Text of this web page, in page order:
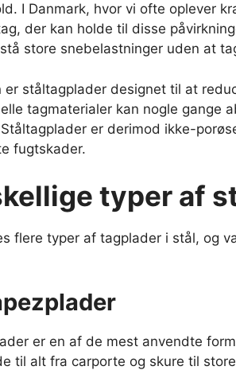
I Danmark, hvor vi ofte oplever
der kan holde til disse
store snebelastninger uden at
er ståltagplader designet til at
tagmaterialer kan nogle gange
er derimod ikke-
fugtskader.
typer af
flere typer af tagplader i stål, og
er en af de mest anvendte
til alt fra carporte og skure til